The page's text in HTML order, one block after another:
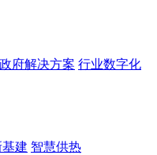
府解决方案 行业数字化
基建 智慧供热